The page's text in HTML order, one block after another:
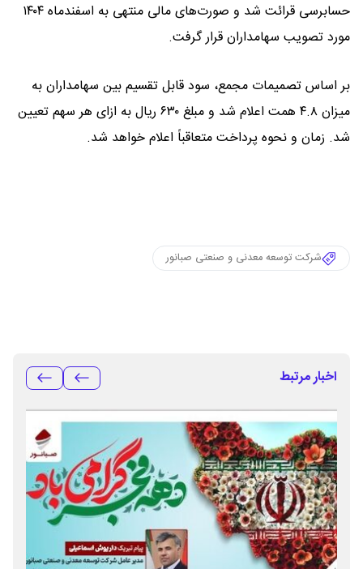
حسابرسی قرائت شد و صورت‌های مالی منتهی به اسفندماه ۱۴۰۴
مورد تصویب سهامداران قرار گرفت.
بر اساس تصمیمات مجمع، سود قابل تقسیم بین سهامداران به
میزان ۴.۸ همت اعلام شد و مبلغ ۶۳۰ ریال به ازای هر سهم تعیین
شد. زمان و نحوه پرداخت متعاقباً اعلام خواهد شد.
شرکت توسعه معدنی و صنعتی صبانور
اخبار مرتبط